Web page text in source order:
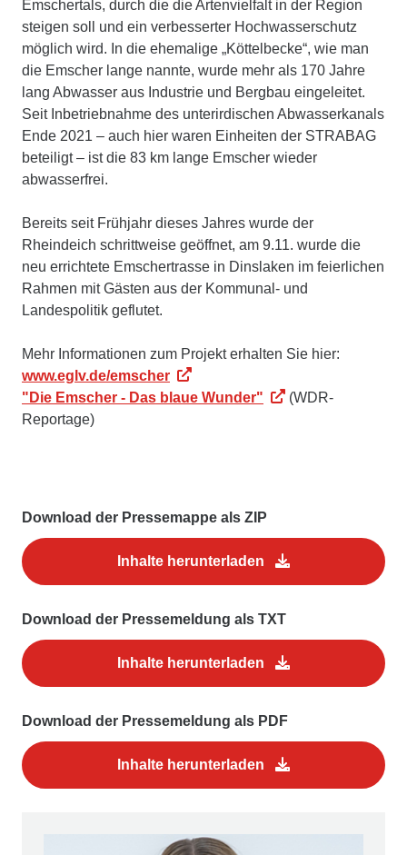
Emschertals, durch die die Artenvielfalt in der Region
steigen soll und ein verbesserter Hochwasserschutz
möglich wird. In die ehemalige „Köttelbecke“, wie man
die Emscher lange nannte, wurde mehr als 170 Jahre
lang Abwasser aus Industrie und Bergbau eingeleitet.
Seit Inbetriebnahme des unterirdischen Abwasserkanals
Ende 2021 – auch hier waren Einheiten der STRABAG
beteiligt – ist die 83 km lange Emscher wieder
abwasserfrei.
Bereits seit Frühjahr dieses Jahres wurde der
Rheindeich schrittweise geöffnet, am 9.11. wurde die
neu errichtete Emschertrasse in Dinslaken im feierlichen
Rahmen mit Gästen aus der Kommunal- und
Landespolitik geflutet.
Mehr Informationen zum Projekt erhalten Sie hier:
www.eglv.de/emscher
"Die Emscher - Das blaue Wunder"
(WDR-
Reportage)
Download der Pressemappe als ZIP
Inhalte herunterladen
Download der Pressemeldung als TXT
Inhalte herunterladen
Download der Pressemeldung als PDF
Inhalte herunterladen